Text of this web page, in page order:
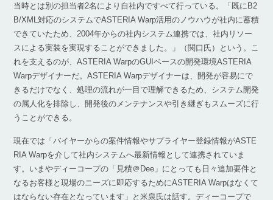
当時とは別の担当者2名により自社内ですべて行っている。「既にB2
B/XML対応のシステムでASTERIA Warp活用のノウハウが社内に蓄積
できていたため、2004年からの社内システム連携では、社内リソー
スによる実装を実現することができました。」（関口氏）という。こ
れを支えるのが、ASTERIA WarpのGUIベースの開発環境ASTERIA
Warpデザイナーだ。ASTERIA Warpデザイナーは、開発が容易にで
きるだけでなく、処理の流れが一目で理解できるため、システム開発
の属人化を排除し、開発後のメンテナンスや引き継ぎもスムーズに行
うことができる。
現在では「バイヤーからの案件情報やサプライヤー登録情報がASTE
RIA Warpを介して社内システムへ最新情報として連携されていま
す。いまやディーコープの「見積＠Dee」にとっても日々追加要件と
なるお客様と現場のニーズに即応するためにASTERIA Warpはなくて
はならない存在となっています」と米泉氏は話す。ディーコープで